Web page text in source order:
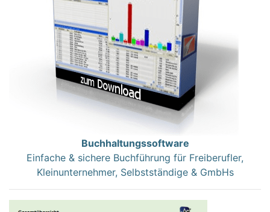
Buchhaltungssoftware
Einfache & sichere Buchführung für Freiberufler,
Kleinunternehmer, Selbstständige & GmbHs